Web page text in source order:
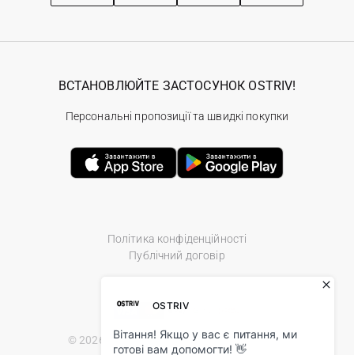
Політика конфіденційності
Публічний договір
© 2026 Ostriv.ua Store. All Rights Reserved.
ВСТАНОВЛЮЙТЕ ЗАСТОСУНОК OSTRIV!
Персональні пропозиції та швидкі покупки